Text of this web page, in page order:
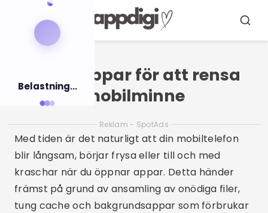
Belastning...
innehållet
Meny Sök
Gratisappar för att rensa
mobilminne
Reklam - SpotAds
Med tiden är det naturligt att din mobiltelefon
blir långsam, börjar frysa eller till och med
kraschar när du öppnar appar. Detta händer
främst på grund av ansamling av onödiga filer,
tung cache och bakgrundsappar som förbrukar